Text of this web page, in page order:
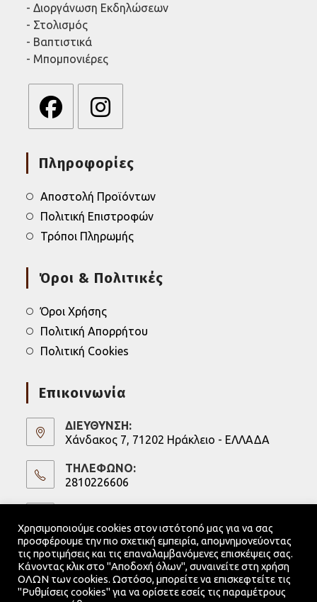
- Διοργάνωση Εκδηλώσεων
- Στολισμός
- Βαπτιστικά
- Μπομπονιέρες
in
tab
a
tab
Πληροφορίες
Αποστολή Προϊόντων
Πολιτική Επιστροφών
Τρόποι Πληρωμής
Όροι & Πολιτικές
Όροι Χρήσης
Πολιτική Απορρήτου
Πολιτική Cookies
Επικοινωνία
ΔΙΕΥΘΥΝΣΗ:
Χάνδακος 7, 71202 Ηράκλειο - ΕΛΛΑΔΑ
ΤΗΛΕΦΩΝΟ:
2810226606
your
application
6973247075
Opens
in
your
application
Email:
info@kritikoargastiri.grOpens
in
your
Χρησιμοποιούμε cookies στον ιστότοπό μας για να σας
προσφέρουμε την πιο σχετική εμπειρία, απομνημονεύοντας
τις προτιμήσεις και τις επαναλαμβανόμενες επισκέψεις σας.
Κάνοντας κλικ στο "Αποδοχή όλων", συναινείτε στη χρήση
ΟΛΩΝ των cookies. Ωστόσο, μπορείτε να επισκεφτείτε τις
"Ρυθμίσεις cookies" για να ορίσετε εσείς τις παραμέτρους